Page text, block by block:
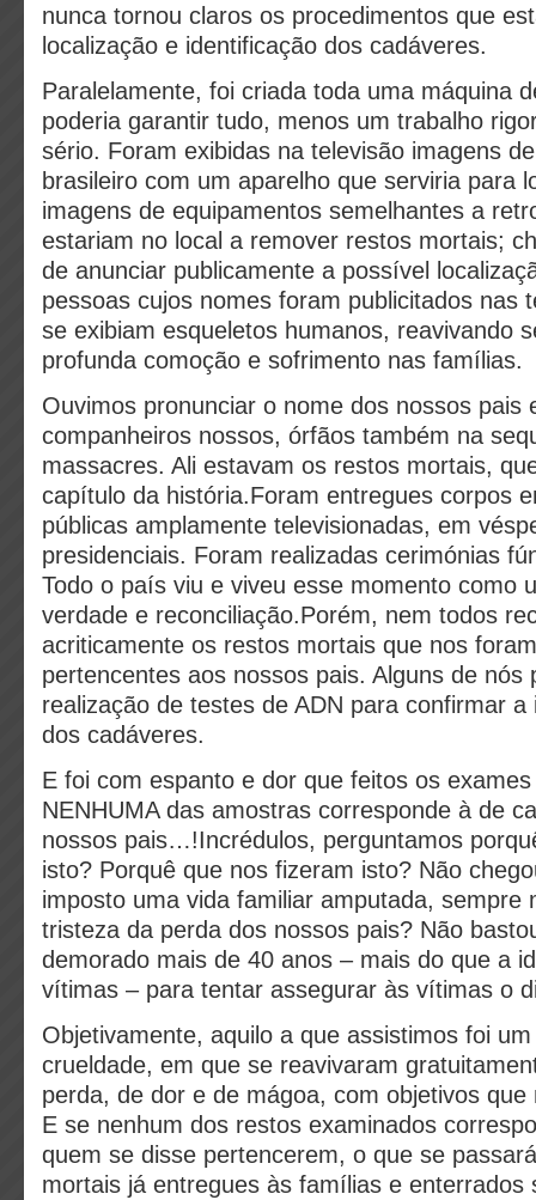
nunca tornou claros os procedimentos que
localização e identificação dos cadáveres.
Paralelamente, foi criada toda uma máquina
poderia garantir tudo, menos um trabalho
sério. Foram exibidas na televisão imagens
brasileiro com um aparelho que serviria para
imagens de equipamentos semelhantes a
estariam no local a remover restos mortais;
de anunciar publicamente a possível
pessoas cujos nomes foram publicitados nas
se exibiam esqueletos humanos, reavivando
profunda comoção e sofrimento nas famílias.
Ouvimos pronunciar o nome dos nossos pais
companheiros nossos, órfãos também na
massacres. Ali estavam os restos mortais,
capítulo da história.Foram entregues corpos
públicas amplamente televisionadas, em
presidenciais. Foram realizadas cerimónias
Todo o país viu e viveu esse momento como
verdade e reconciliação.Porém, nem todos
acriticamente os restos mortais que nos
pertencentes aos nossos pais. Alguns de nós
realização de testes de ADN para confirmar a
dos cadáveres.
E foi com espanto e dor que feitos os
NENHUMA das amostras corresponde à de
nossos pais…!Incrédulos, perguntamos
isto? Porquê que nos fizeram isto? Não
imposto uma vida familiar amputada, sempre
tristeza da perda dos nossos pais? Não
demorado mais de 40 anos – mais do que a
vítimas – para tentar assegurar às vítimas o
Objetivamente, aquilo a que assistimos foi
crueldade, em que se reavivaram
perda, de dor e de mágoa, com objetivos
E se nenhum dos restos examinados
quem se disse pertencerem, o que se
mortais já entregues às famílias e enterrados